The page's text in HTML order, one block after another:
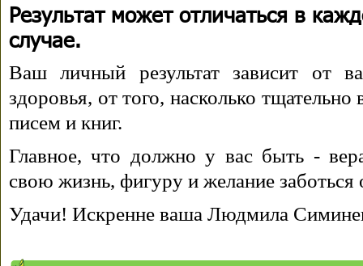
Результат может отличаться в
случае.
Ваш личный результат зависит от
здоровья, от того, насколько
писем и книг.
Главное, что должно у вас быть -
свою жизнь, фигуру и желание заботься
Удачи! Искренне ваша Людмила